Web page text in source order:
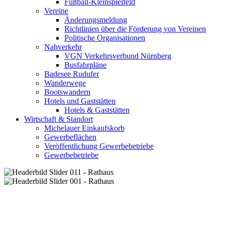
Fußball-Kleinspielfeld
Vereine
Änderungsmeldung
Richtlinien über die Förderung von Vereinen
Politische Organisationen
Nahverkehr
VGN Verkehrsverbund Nürnberg
Busfahrpläne
Badesee Rudufer
Wanderwege
Bootswandern
Hotels und Gaststätten
Hotels & Gaststätten
Wirtschaft & Standort
Michelauer Einkaufskorb
Gewerbeflächen
Veröffentlichung Gewerbebetriebe
Gewerbebetriebe